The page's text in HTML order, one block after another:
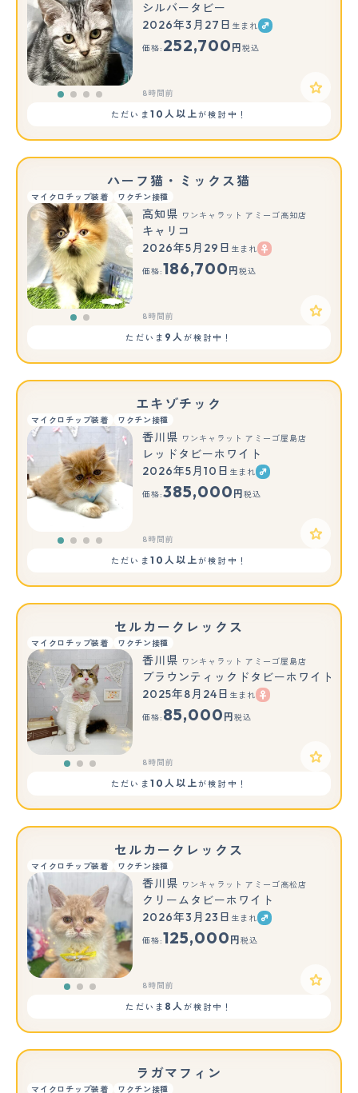
シルバータビー
2026年3月27日 生まれ
価格: 252,700 円 税込
8時間前
ただいま 10人以上が検討中！
ハーフ猫・ミックス猫
マイクロチップ装着 ワクチン接種
もっと見る
高知県 ワンキャラット アミーゴ高知店
キャリコ
2026年5月29日 生まれ
価格:186,700 円 税込
8時間前
ただいま 9人が検討中！
エキゾチック
マイクロチップ装着 ワクチン接種
香川県 ワンキャラット アミーゴ屋島店
レッドタビーホワイト
2026年5月10日 生まれ
価格:385,000 円 税込
8時間前
ただいま 10人以上が検討中！
セルカークレックス
マイクロチップ装着 ワクチン接種
もっと見る
香川県 ワンキャラット アミーゴ屋島店
ブラウンティックドタビーホワイト
2025年8月24日 生まれ
価格: 85,000 円 税込
8時間前
ただいま 10人以上が検討中！
セルカークレックス
マイクロチップ装着 ワクチン接種
もっと見る
香川県 ワンキャラット アミーゴ高松店
クリームタビーホワイト
2026年3月23日 生まれ
価格:125,000 円 税込
8時間前
ただいま 8人が検討中！
ラガマフィン
マイクロチップ装着 ワクチン接種